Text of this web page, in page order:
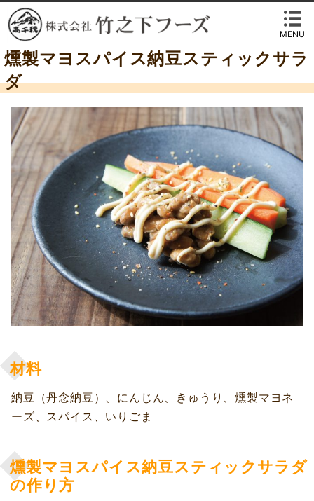
MENU
燻製マヨスパイス納豆スティックサラ
ダ
材料
納豆（丹念納豆）、にんじん、きゅうり、燻製マヨネ
ーズ、スパイス、いりごま
燻製マヨスパイス納豆スティックサラダ
の作り方